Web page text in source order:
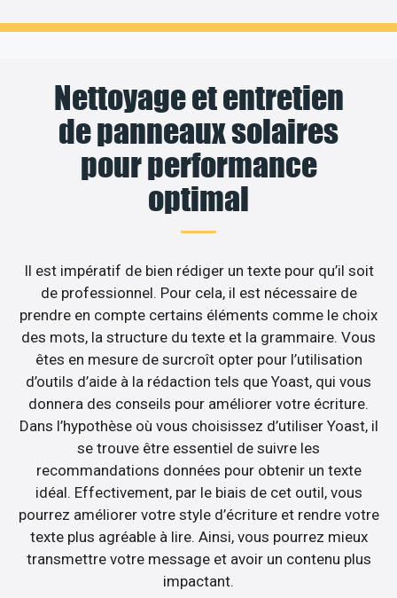
Nettoyage et entretien
de panneaux solaires
pour performance
optimal
Il est impératif de bien rédiger un texte pour qu’il soit
de professionnel. Pour cela, il est nécessaire de
prendre en compte certains éléments comme le choix
des mots, la structure du texte et la grammaire. Vous
êtes en mesure de surcroît opter pour l’utilisation
d’outils d’aide à la rédaction tels que Yoast, qui vous
donnera des conseils pour améliorer votre écriture.
Dans l’hypothèse où vous choisissez d’utiliser Yoast, il
se trouve être essentiel de suivre les
recommandations données pour obtenir un texte
idéal. Effectivement, par le biais de cet outil, vous
pourrez améliorer votre style d’écriture et rendre votre
texte plus agréable à lire. Ainsi, vous pourrez mieux
transmettre votre message et avoir un contenu plus
impactant.